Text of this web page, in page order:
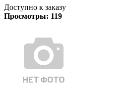
Доступно к заказу
Просмотры: 119